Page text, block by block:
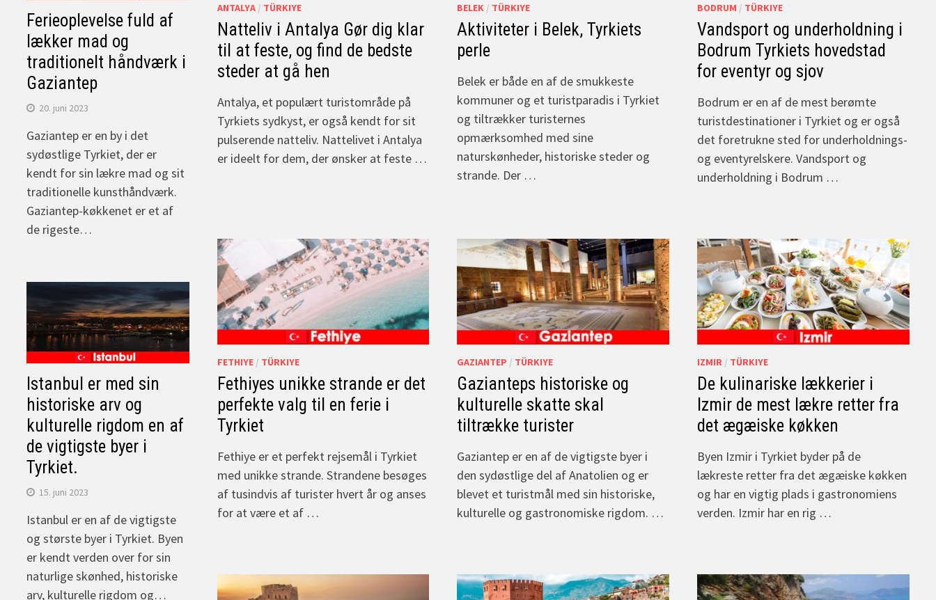
ANTALYA/ TÜRKIYE
Natteliv i Antalya Gør dig klar
til at feste, og find de bedste
steder at gå hen
Antalya, et populært turistområde på
Tyrkiets sydkyst, er også kendt for sit
pulserende natteliv. Nattelivet i Antalya
er ideelt for dem, der ønsker at feste …
BELEK / TÜRKIYE
Aktiviteter i Belek, Tyrkiets
perle
Belek er både en af de smukkeste
kommuner og et turistparadis i Tyrkiet
og tiltrækker turisternes
opmærksomhed med sine
naturskønheder, historiske steder og
strande. Der …
BODRUM / TÜRKIYE
Vandsport og underholdning i
Bodrum Tyrkiets hovedstad
for eventyr og sjov
Bodrum er en af de mest berømte
turistdestinationer i Tyrkiet og er også
det foretrukne sted for underholdnings-
og eventyrelskere. Vandsport og
underholdning i Bodrum …
FETHIYE/ TÜRKIYE
Fethiyes unikke strande er det
perfekte valg til en ferie i
Tyrkiet
Fethiye er et perfekt rejsemål i Tyrkiet
med unikke strande. Strandene besøges
af tusindvis af turister hvert år og anses
for at være et af …
GAZIANTEP / TÜRKIYE
Gazianteps historiske og
kulturelle skatte skal
tiltrække turister
Gaziantep er en af de vigtigste byer i
den sydøstlige del af Anatolien og er
blevet et turistmål med sin historiske,
kulturelle og gastronomiske rigdom. …
IZMIR / TÜRKIYE
De kulinariske lækkerier i
Izmir de mest lækre retter fra
det ægæiske køkken
Byen Izmir i Tyrkiet byder på de
lækreste retter fra det ægæiske køkken
og har en vigtig plads i gastronomiens
verden. Izmir har en rig …
Ferieoplevelse fuld af
lækker mad og
traditionelt håndværk i
Gaziantep
20. juni 2023
Gaziantep er en by i det
sydøstlige Tyrkiet, der er
kendt for sin lækre mad og sit
traditionelle kunsthåndværk.
Gaziantep-køkkenet er et af
de rigeste…
Istanbul er med sin
historiske arv og
kulturelle rigdom en af
de vigtigste byer i
Tyrkiet.
15. juni 2023
Istanbul er en af de vigtigste
og største byer i Tyrkiet. Byen
er kendt verden over for sin
naturlige skønhed, historiske
arv, kulturelle rigdom og…